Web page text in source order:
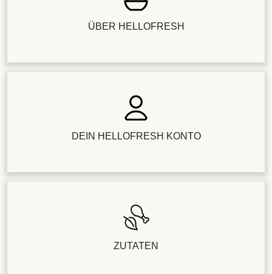
ÜBER HELLOFRESH
DEIN HELLOFRESH KONTO
ZUTATEN